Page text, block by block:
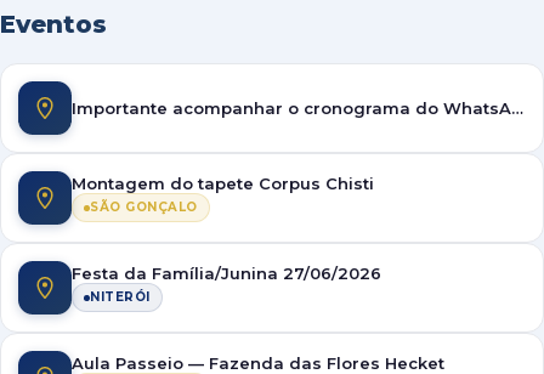
Eventos
Importante acompanhar o cronograma do WhatsApp
Montagem do tapete Corpus Chisti
SÃO GONÇALO
Festa da Família/Junina 27/06/2026
NITERÓI
Aula Passeio — Fazenda das Flores Hecket